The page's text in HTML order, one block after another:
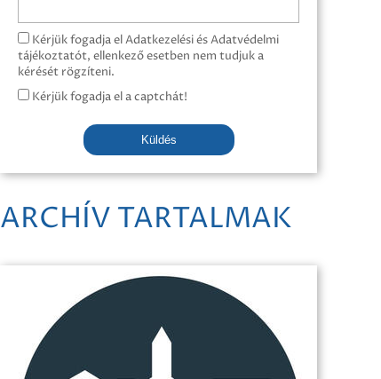
Kérjük fogadja el Adatkezelési és Adatvédelmi
tájékoztatót, ellenkező esetben nem tudjuk a
kérését rögzíteni.
Kérjük fogadja el a captchát!
Küldés
ARCHÍV TARTALMAK